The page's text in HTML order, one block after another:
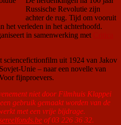
Russische Revolutie zijn
achter de rug. Tijd om vooruit
het verleden in het achterhoofd.
in samenwerking met
sciencefictionfilm uit 1924 van Jakov
Unie – naar een novelle van
fijnproevers.
niet door Filmhuis Klappei
gebruik gemaakt worden van de
met een vrije bijdrage.
of 03 226 36 32.